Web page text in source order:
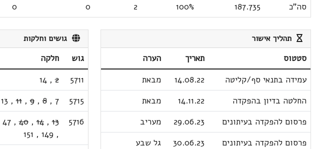
סה"כ
187.735
100%
2
0
0
תהליך אישור
סטטוס תאריך
הערה
עמידה בתנאי סף/קליטה
14.08.22
מבאת
החלטה בדיון בהפקדה
14.11.22
מבאת
פרסום להפקדה בעיתונים
29.06.23
מעריב
פרסום להפקדה בעיתונים
30.06.23
גל שבע
גושים וחלקות
גוש
חלקה
5711
2
,
14
5715
7
,
8
,
9
,
11
,
13
5716
13
,
14
,
40
,
47
,
149
,
151